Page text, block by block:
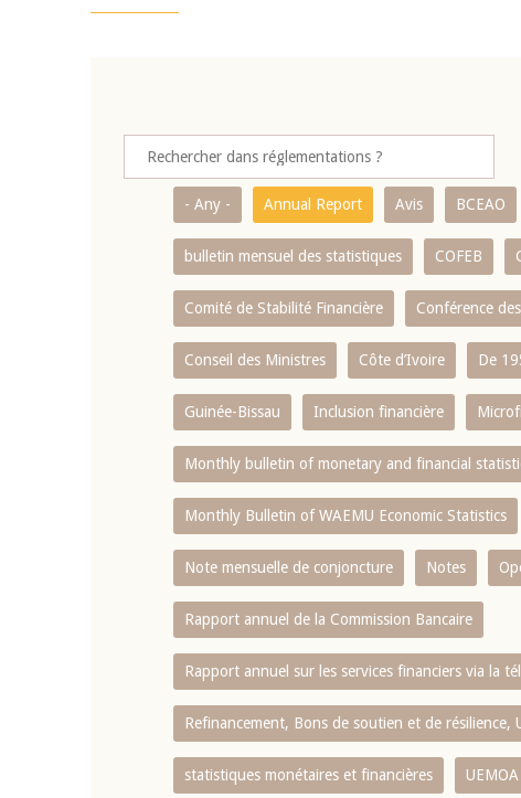
- Any - Annual Report Avis BCEAO
bulletin mensuel des statistiques COFEB
Comité de Stabilité Financière Conférence
Conseil des Ministres Côte d’Ivoire De
Guinée-Bissau Inclusion financière
Monthly bulletin of monetary and financial
Monthly Bulletin of WAEMU Economic Statistics
Note mensuelle de conjoncture Notes
Rapport annuel de la Commission Bancaire
Rapport annuel sur les services financiers via la
Refinancement, Bons de soutien et de résilience,
statistiques monétaires et financières UEMOA